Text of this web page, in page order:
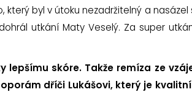
byl v útoku nezadržitelný a nasázel
utkání Maty Veselý. Za super
skóre. Takže remíza ze
dříči Lukášovi, který je